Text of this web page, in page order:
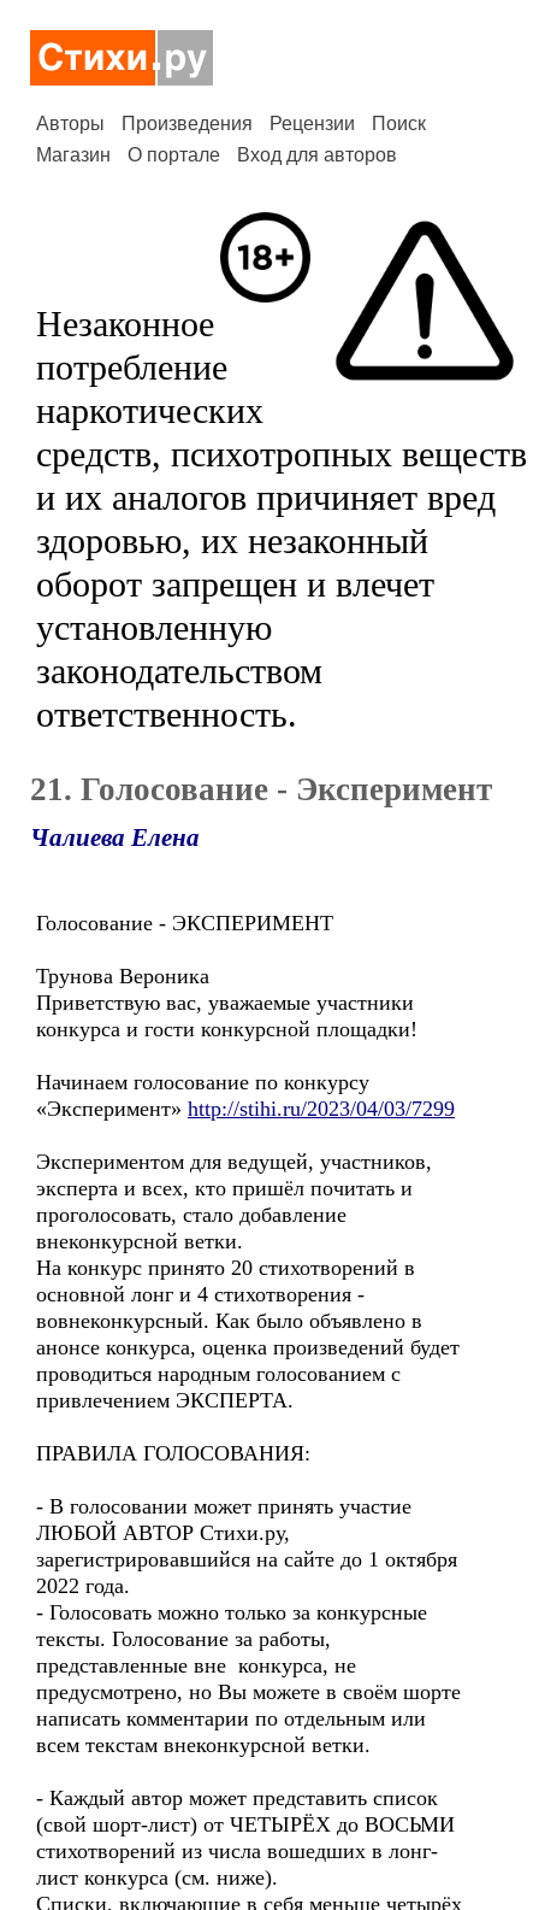
Авторы Произведения Рецензии
Поиск
Магазин
О портале Вход для авторов
Незаконное
потребление
наркотических
средств, психотропных веществ
и их аналогов причиняет вред
здоровью, их незаконный
оборот запрещен и влечет
установленную
законодательством
ответственность.
21. Голосование - Эксперимент
Чалиева Елена
Голосование - ЭКСПЕРИМЕНТ
Трунова Вероника
Приветствую вас, уважаемые участники
конкурса и гости конкурсной площадки!
Начинаем голосование по конкурсу
«Эксперимент» http://stihi.ru/2023/04/03/7299
Экспериментом для ведущей, участников,
эксперта и всех, кто пришёл почитать и
проголосовать, стало добавление
внеконкурсной ветки.
На конкурс принято 20 стихотворений в
основной лонг и 4 стихотворения -
вовнеконкурсный. Как было объявлено в
анонсе конкурса, оценка произведений будет
проводиться народным голосованием с
привлечением ЭКСПЕРТА.
ПРАВИЛА ГОЛОСОВАНИЯ:
- В голосовании может принять участие
ЛЮБОЙ АВТОР Стихи.ру,
зарегистрировавшийся на сайте до 1 октября
2022 года.
- Голосовать можно только за конкурсные
тексты. Голосование за работы,
представленные вне конкурса, не
предусмотрено, но Вы можете в своём шорте
написать комментарии по отдельным или
всем текстам внеконкурсной ветки.
- Каждый автор может представить список
(свой шорт-лист) от ЧЕТЫРЁХ до ВОСЬМИ
стихотворений из числа вошедших в лонг-
лист конкурса (см. ниже).
Списки, включающие в себя меньше четырёх